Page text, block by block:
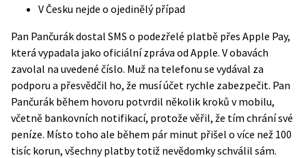
V Česku nejde o ojedinělý případ
Pan Pančurák dostal SMS o podezřelé platbě přes Apple Pay,
která vypadala jako oficiální zpráva od Apple. V obavách
zavolal na uvedené číslo. Muž na telefonu se vydával za
podporu a přesvědčil ho, že musí účet rychle zabezpečit. Pan
Pančurák během hovoru potvrdil několik kroků v mobilu,
včetně bankovních notifikací, protože věřil, že tím chrání své
peníze. Místo toho ale během pár minut přišel o více než 100
tisíc korun, všechny platby totiž nevědomky schválil sám.